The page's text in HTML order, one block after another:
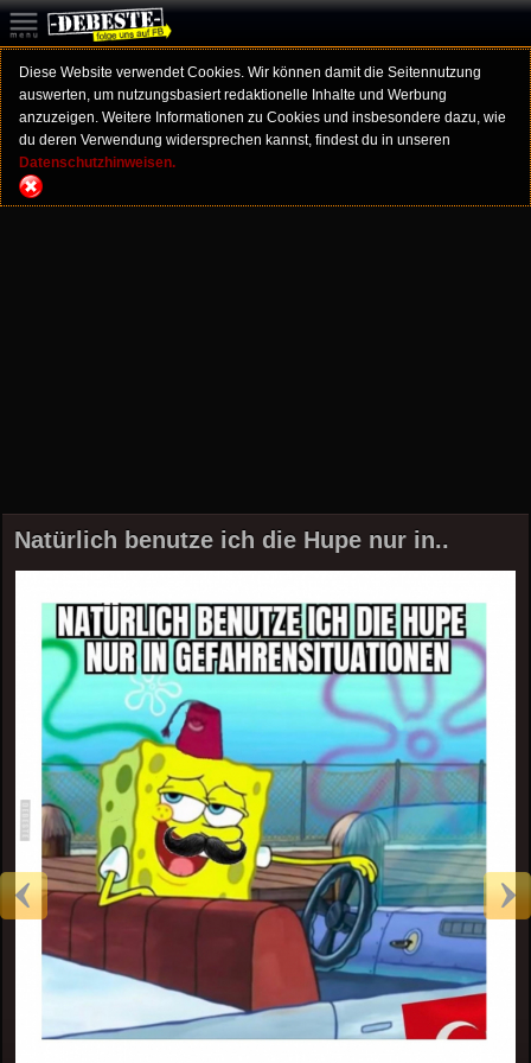
Diese Website verwendet Cookies. Wir können damit die Seitennutzung
auswerten, um nutzungsbasiert redaktionelle Inhalte und Werbung
anzuzeigen. Weitere Informationen zu Cookies und insbesondere dazu, wie
du deren Verwendung widersprechen kannst, findest du in unseren
Datenschutzhinweisen.
Natürlich benutze ich die Hupe nur in..